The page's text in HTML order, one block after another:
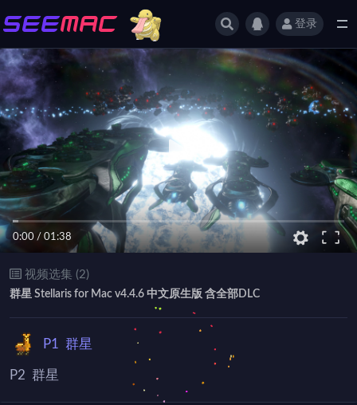
登录
0:00 / 01:38
视频选集 (2)
群星 Stellaris for Mac v4.4.6 中文原生版 含全部DLC
P1 群星
P2 群星